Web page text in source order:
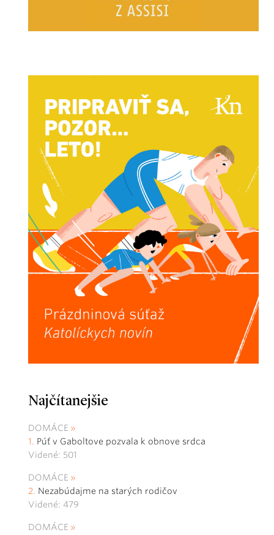
Najčítanejšie
DOMÁCE
Púť v Gaboltove pozvala k obnove srdca
Videné: 501
DOMÁCE
Nezabúdajme na starých rodičov
Videné: 479
DOMÁCE